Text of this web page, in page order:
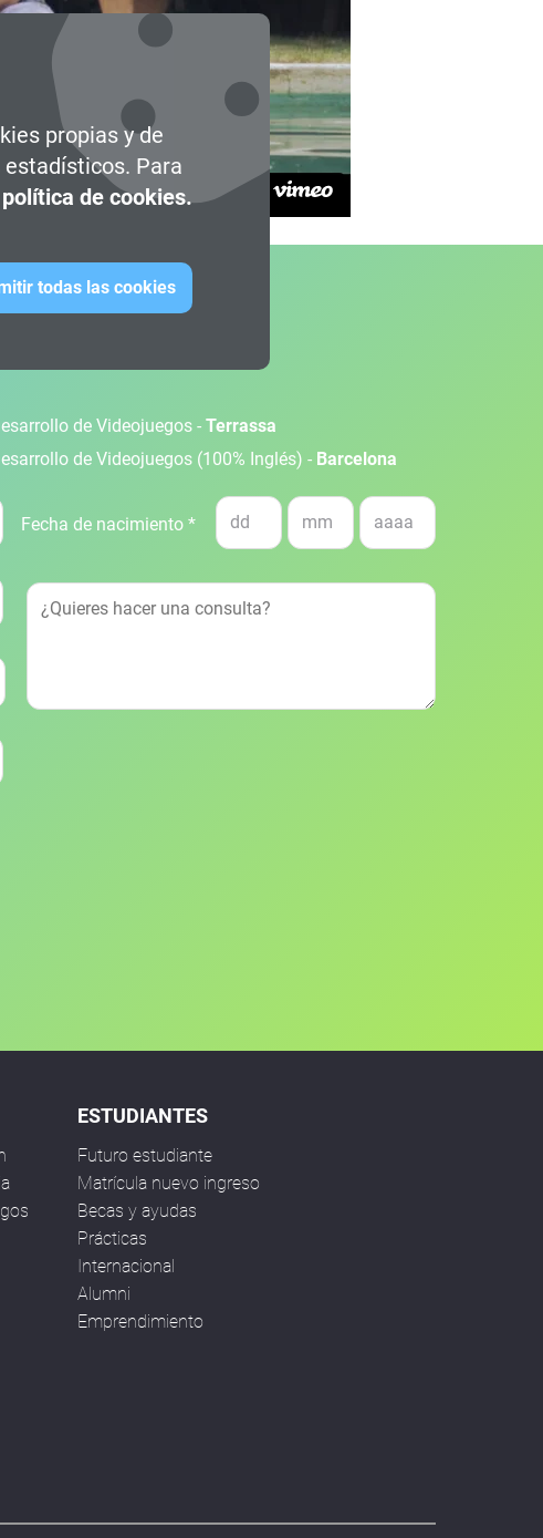
propias y de
Para
política de cookies.
todas las cookies
de Videojuegos - Terrassa
de Videojuegos (100% Inglés) - Barcelona
Fecha de nacimiento *
ESTUDIANTES
Futuro estudiante
Matrícula nuevo ingreso
Becas y ayudas
Prácticas
Internacional
Alumni
Emprendimiento